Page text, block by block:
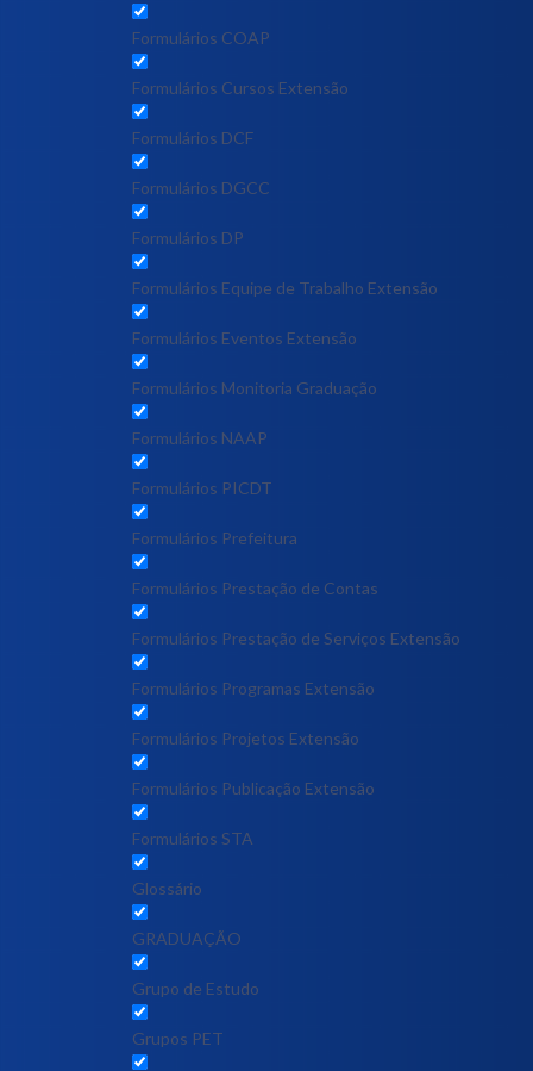
Formulários COAP
Formulários Cursos Extensão
Formulários DCF
Formulários DGCC
Formulários DP
Formulários Equipe de Trabalho Extensão
Formulários Eventos Extensão
Formulários Monitoria Graduação
Formulários NAAP
Formulários PICDT
Formulários Prefeitura
Formulários Prestação de Contas
Formulários Prestação de Serviços Extensão
Formulários Programas Extensão
Formulários Projetos Extensão
Formulários Publicação Extensão
Formulários STA
Glossário
GRADUAÇÃO
Grupo de Estudo
Grupos PET